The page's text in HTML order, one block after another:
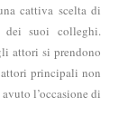
cattiva scelta di
dei suoi colleghi.
attori si prendono
principali non
l’occasione di